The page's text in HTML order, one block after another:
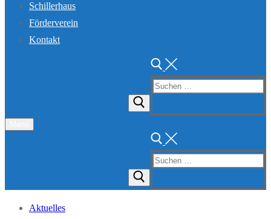
Schillerhaus
Förderverein
Kontakt
Suchen
Suchen
Aktuelles